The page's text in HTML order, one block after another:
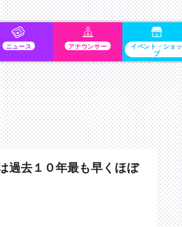
ニュース アナウンサー イベント・ショッ
プ
過去１０年最も早くほぼ